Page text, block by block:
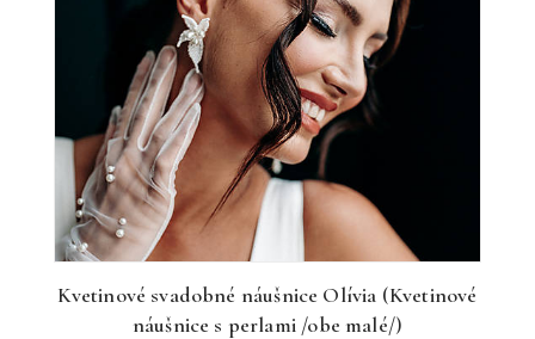
Kvetinové svadobné náušnice Olívia (Kvetinové
náušnice s perlami /obe malé/)